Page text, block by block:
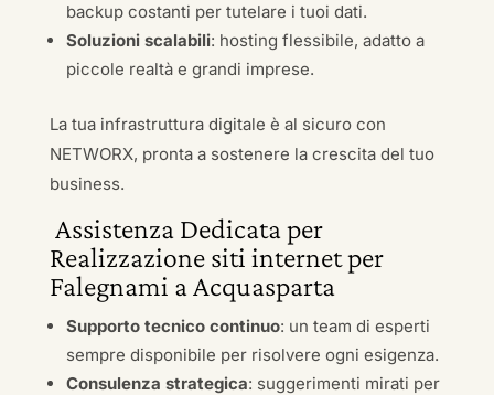
backup costanti per tutelare i tuoi dati.
Soluzioni scalabili: hosting flessibile, adatto a
piccole realtà e grandi imprese.
La tua infrastruttura digitale è al sicuro con
NETWORX, pronta a sostenere la crescita del tuo
business.
Assistenza Dedicata per
Realizzazione siti internet per
Falegnami a Acquasparta
Supporto tecnico continuo: un team di esperti
sempre disponibile per risolvere ogni esigenza.
Consulenza strategica: suggerimenti mirati per